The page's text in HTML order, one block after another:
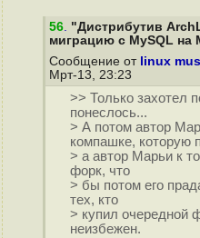
56. "Дистрибутив
миграцию с MySQL на
Сообщение от linux
Мрт-13, 23:23
>> Только захотел
понеслось...
> А потом автор
компашке, которую
> а автор Марьи к
форк, что
> бы потом его
тех, кто
> купил очередной
неизбежен.